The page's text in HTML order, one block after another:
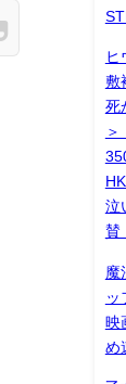
ヒ
敷
死
＞
泣
賛
魔
ッ
映
め